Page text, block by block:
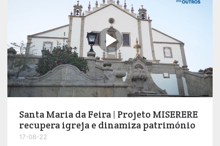

Santa Maria da Feira | Projeto MISERERE
recupera igreja e dinamiza património
17-08-22